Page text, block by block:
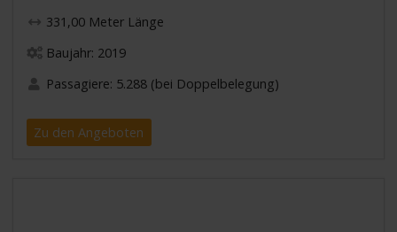
331,00 Meter Länge
Baujahr: 2019
Passagiere: 5.288 (bei Doppelbelegung)
Zu den Angeboten